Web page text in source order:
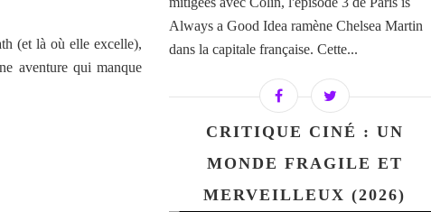
(et là où elle excelle),
aventure qui manque
Always a Good Idea ramène Chelsea Martin
dans la capitale française. Cette...
CRITIQUE CINÉ : UN
MONDE FRAGILE ET
MERVEILLEUX (2026)